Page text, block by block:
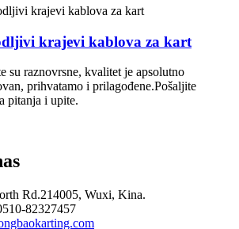
krajevi kablova za kart
su raznovrsne, kvalitet je apsolutno
prihvatamo i prilagođene.Pošaljite
pitanja i upite.
Rd.214005, Wuxi, Kina.
82327457